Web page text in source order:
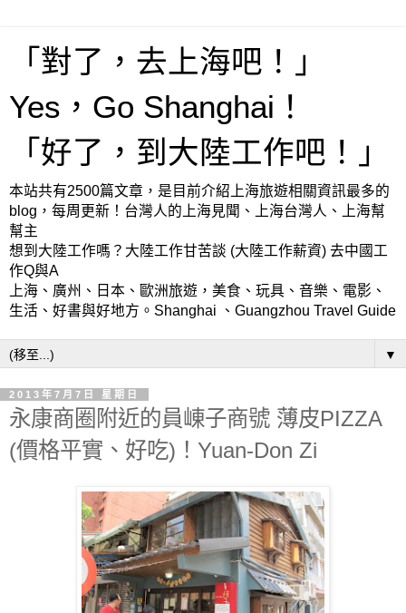
「對了，去上海吧！」
Yes，Go Shanghai！
「好了，到大陸工作吧！」
本站共有2500篇文章，是目前介紹上海旅遊相關資訊最多的
blog，每周更新！台灣人的上海見聞、上海台灣人、上海幫
幫主
想到大陸工作嗎？大陸工作甘苦談 (大陸工作薪資) 去中國工
作Q與A
上海、廣州、日本、歐洲旅遊，美食、玩具、音樂、電影、
生活、好書與好地方。Shanghai 、Guangzhou Travel Guide
▼
2013年7月7日 星期日
永康商圈附近的員崠子商號 薄皮PIZZA
(價格平實、好吃)！Yuan-Don Zi